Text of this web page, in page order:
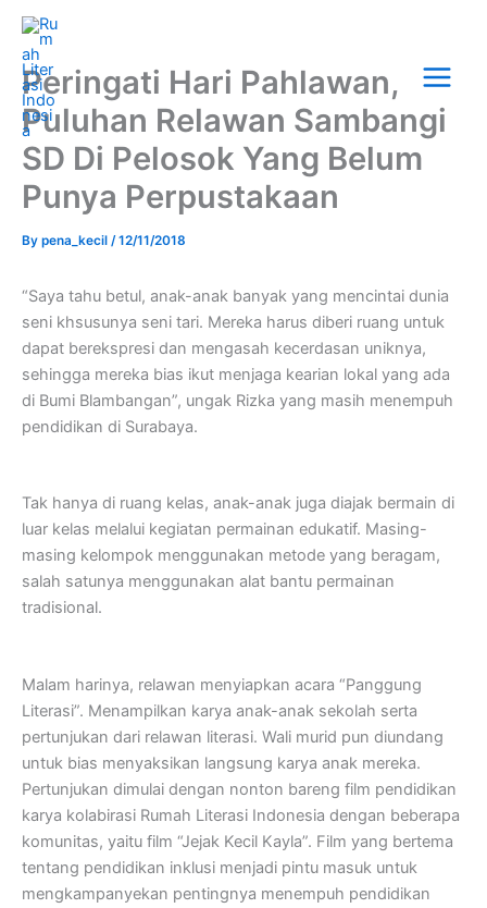
Skip
content
Menu
Peringati Hari Pahlawan,
Puluhan Relawan Sambangi
SD Di Pelosok Yang Belum
Punya Perpustakaan
By pena_kecil /12/11/2018
“Saya tahu betul, anak-anak banyak yang mencintai dunia
seni khsusunya seni tari. Mereka harus diberi ruang untuk
dapat berekspresi dan mengasah kecerdasan uniknya,
sehingga mereka bias ikut menjaga kearian lokal yang ada
di Bumi Blambangan”, ungak Rizka yang masih menempuh
pendidikan di Surabaya.
Tak hanya di ruang kelas, anak-anak juga diajak bermain di
luar kelas melalui kegiatan permainan edukatif. Masing-
masing kelompok menggunakan metode yang beragam,
salah satunya menggunakan alat bantu permainan
tradisional.
Malam harinya, relawan menyiapkan acara “Panggung
Literasi”. Menampilkan karya anak-anak sekolah serta
pertunjukan dari relawan literasi. Wali murid pun diundang
untuk bias menyaksikan langsung karya anak mereka.
Pertunjukan dimulai dengan nonton bareng film pendidikan
karya kolabirasi Rumah Literasi Indonesia dengan beberapa
komunitas, yaitu film “Jejak Kecil Kayla”. Film yang bertema
tentang pendidikan inklusi menjadi pintu masuk untuk
mengkampanyekan pentingnya menempuh pendidikan